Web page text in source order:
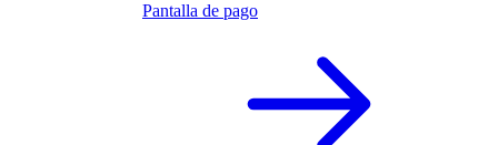
Pantalla de pago